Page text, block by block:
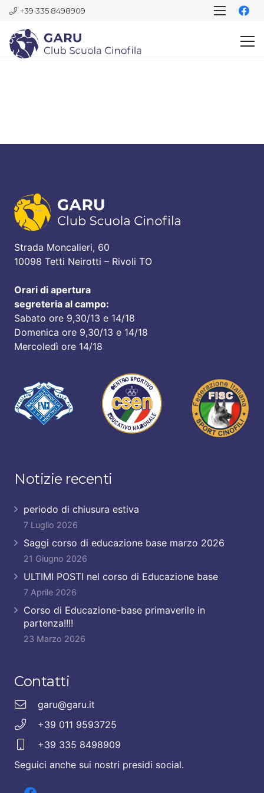
+39 335 8498909
Strada Moncalieri, 60
10098 Tetti Neirotti – Rivoli TO
Orari di apertura
segreteria al campo:
Sabato ore 9,30/13 e 14/18
Domenica ore 9,30/13 e 14/18
Mercoledì ore 14/18
Notizie recenti
periodo di chiusura estiva
7 Luglio 2026
Saggi corso di educazione base marzo 2026
21 Giugno 2026
ULTIMI POSTI nel corso di Educazione base
7 Aprile 2026
Corso di Educazione-base primaverile in
partenza!!!!
23 Marzo 2026
Contatti
garu@garu.it
+39 011 9593725
+39 335 8498909
Seguici anche sui nostri presidi social.